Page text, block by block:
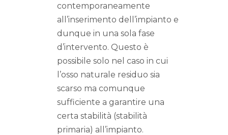
contemporaneamente
all’inserimento dell’impianto e
dunque in una sola fase
d’intervento. Questo è
possibile solo nel caso in cui
l’osso naturale residuo sia
scarso ma comunque
sufficiente a garantire una
certa stabilità (stabilità
primaria) all’impianto.